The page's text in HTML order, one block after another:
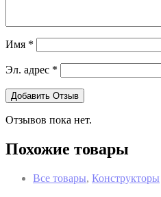
Имя *
Эл. адрес *
Отзывов пока нет.
Похожие товары
Все товары, Конструкторы